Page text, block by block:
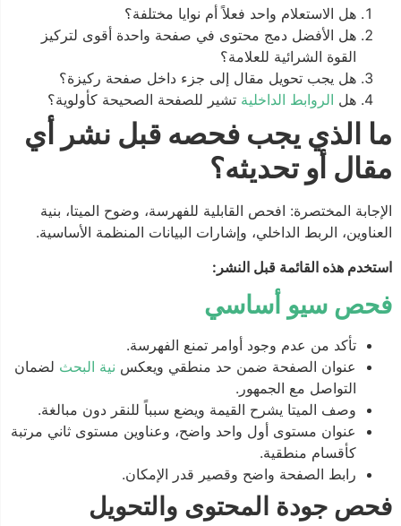
هل الاستعلام واحد فعلاً أم نوايا مختلفة؟
هل الأفضل دمج محتوى في صفحة واحدة أقوى لتركيز
القوة الشرائية للعلامة؟
هل يجب تحويل مقال إلى جزء داخل صفحة ركيزة؟
هل الروابط الداخليةتشير للصفحة الصحيحة كأولوية؟
ما الذي يجب فحصه قبل نشر أي
مقال أو تحديثه؟
الإجابة المختصرة: افحص القابلية للفهرسة، وضوح الميتا، بنية
العناوين، الربط الداخلي، وإشارات البيانات المنظمة الأساسية.
استخدم هذه القائمة قبل النشر:
فحص سيو أساسي
تأكد من عدم وجود أوامر تمنع الفهرسة.
عنوان الصفحة ضمن حد منطقي ويعكس نية البحثلضمان
التواصل مع الجمهور.
وصف الميتا يشرح القيمة ويضع سبباً للنقر دون مبالغة.
عنوان مستوى أول واحد واضح، وعناوين مستوى ثاني مرتبة
كأقسام منطقية.
رابط الصفحة واضح وقصير قدر الإمكان.
فحص جودة المحتوى والتحويل